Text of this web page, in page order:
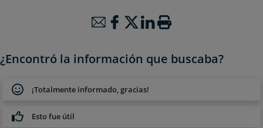
¿Encontró la información que buscaba?
¡Totalmente informado, gracias!
Esto fue útil